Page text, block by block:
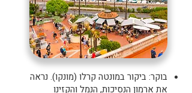
בוקר: ביקור במונטה קרלו (מונקו). נראה
את ארמון הנסיכות, הנמל והקזינו